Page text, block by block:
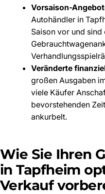
Vorsaison-
Autohändler in
Saison vor und
Veränderte
großen Ausgaben
viele Käufer
bevorstehenden
ankurbelt.
Wie Sie Ihren
in Tapfheim
Verkauf